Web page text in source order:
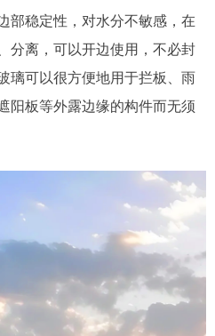
部稳定性，对水分不敏感，在
分离，可以开边使用，不必封
璃可以很方便地用于拦板、雨
阳板等外露边缘的构件而无须